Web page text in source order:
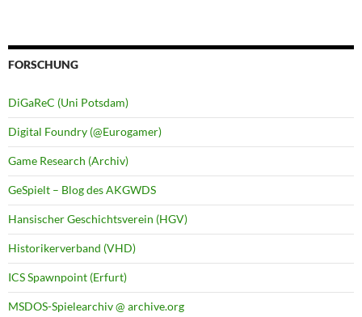
FORSCHUNG
DiGaReC (Uni Potsdam)
Digital Foundry (@Eurogamer)
Game Research (Archiv)
GeSpielt – Blog des AKGWDS
Hansischer Geschichtsverein (HGV)
Historikerverband (VHD)
ICS Spawnpoint (Erfurt)
MSDOS-Spielearchiv @ archive.org